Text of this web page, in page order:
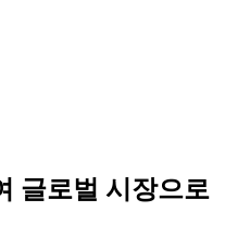
글로벌 시장으로